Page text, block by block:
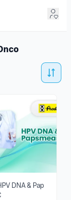
DNA & Pap